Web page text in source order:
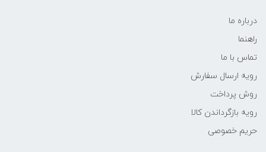
درباره ما
راهنما
تماس با ما
رویه ارسال سفارش
روش پرداخت
رویه‌ بازگرداندن کالا
حریم خصوصی